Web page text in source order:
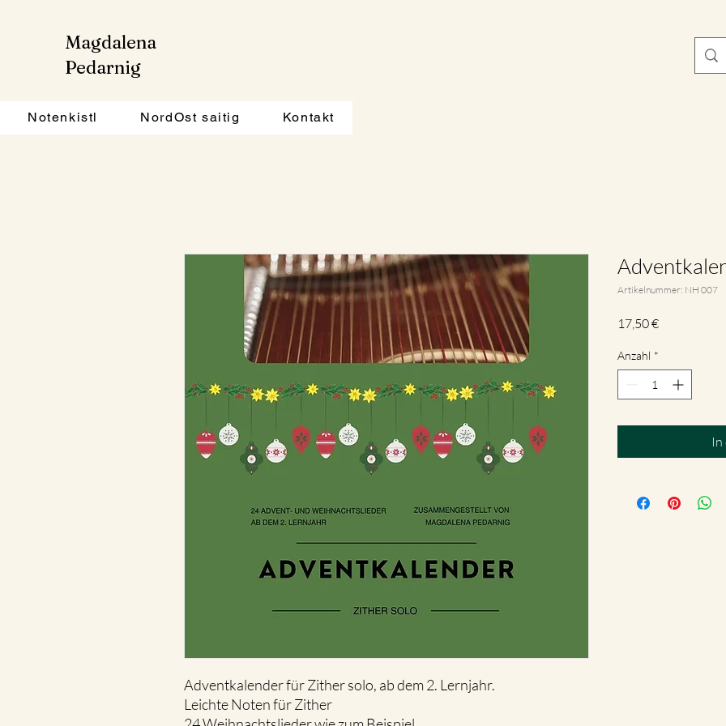
Magdalena
Pedarnig
Notenkistl NordOst saitig Kontakt
Adventkalender für Zither solo, ab dem 2. Lernjahr.
Leichte Noten für Zither
Artikelnummer: NH 007
17,50 €Preis
Anzahl *